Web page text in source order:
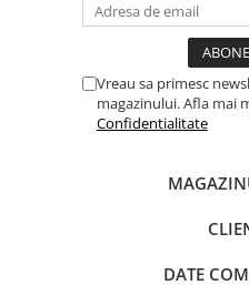
Vreau sa primesc
magazinului. Afla mai
Confidentialitate
DATE